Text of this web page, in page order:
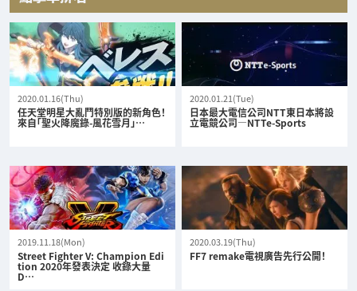
2020.01.16(Thu)
任天堂明星大亂鬥特別版的新角色！
來自「聖火降魔錄-風花雪月」…
2020.01.21(Tue)
日本最大電信公司NTT東日本將設
立電競公司—NTTe-Sports
2019.11.18(Mon)
Street Fighter V: Champion Edi
tion 2020年發表決定 收錄大量
D…
2020.03.19(Thu)
FF7 remake電視廣告先行公開！